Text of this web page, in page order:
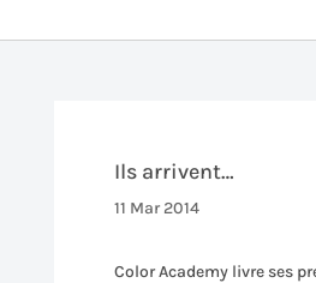
Ils arrivent…
11 Mar 2014
Color Academy livre ses